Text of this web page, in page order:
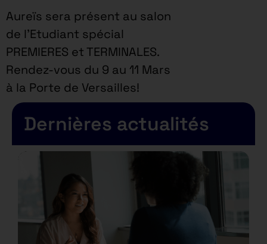
Aureïs sera présent au salon
de l’Etudiant spécial
PREMIERES et TERMINALES.
Rendez-vous du 9 au 11 Mars
à la Porte de Versailles!
Dernières actualités